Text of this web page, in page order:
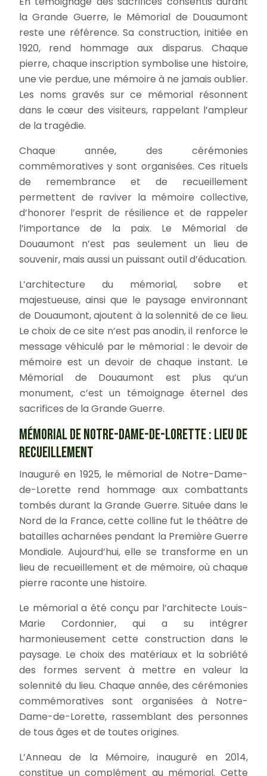
la Grande Guerre, le Mémorial de Douaumont
reste une référence. Sa construction, initiée en
1920, rend hommage aux disparus. Chaque
pierre, chaque inscription symbolise une histoire,
une vie perdue, une mémoire à ne jamais oublier.
Les noms gravés sur ce mémorial résonnent
dans le cœur des visiteurs, rappelant l’ampleur
de la tragédie.
Chaque année, des cérémonies
commémoratives y sont organisées. Ces rituels
de remembrance et de recueillement
permettent de raviver la mémoire collective,
d’honorer l’esprit de résilience et de rappeler
l’importance de la paix. Le Mémorial de
Douaumont n’est pas seulement un lieu de
souvenir, mais aussi un puissant outil d’éducation.
L’architecture du mémorial, sobre et
majestueuse, ainsi que le paysage environnant
de Douaumont, ajoutent à la solennité de ce lieu.
Le choix de ce site n’est pas anodin, il renforce le
message véhiculé par le mémorial : le devoir de
mémoire est un devoir de chaque instant. Le
Mémorial de Douaumont est plus qu’un
monument, c’est un témoignage éternel des
sacrifices de la Grande Guerre.
MÉMORIAL DE NOTRE-DAME-DE-LORETTE : LIEU DE
RECUEILLEMENT
Inauguré en 1925, le mémorial de Notre-Dame-
de-Lorette rend hommage aux combattants
tombés durant la Grande Guerre. Située dans le
Nord de la France, cette colline fut le théâtre de
batailles acharnées pendant la Première Guerre
Mondiale. Aujourd’hui, elle se transforme en un
lieu de recueillement et de mémoire, où chaque
pierre raconte une histoire.
Le mémorial a été conçu par l’architecte Louis-
Marie Cordonnier, qui a su intégrer
harmonieusement cette construction dans le
paysage. Le choix des matériaux et la sobriété
des formes servent à mettre en valeur la
solennité du lieu. Chaque année, des cérémonies
commémoratives sont organisées à Notre-
Dame-de-Lorette, rassemblant des personnes
de tous âges et de toutes origines.
L’Anneau de la Mémoire, inauguré en 2014,
constitue un complément au mémorial. Cette